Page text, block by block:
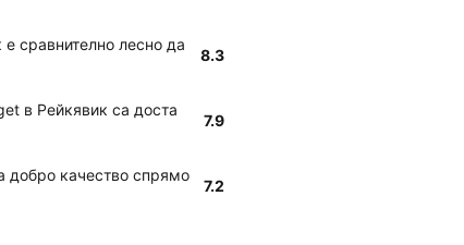
сравнително лесно да
8.3
в Рейкявик са доста
7.9
добро качество спрямо
7.2